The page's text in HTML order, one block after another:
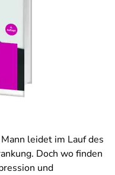
leidet im Lauf des
Doch wo finden
und